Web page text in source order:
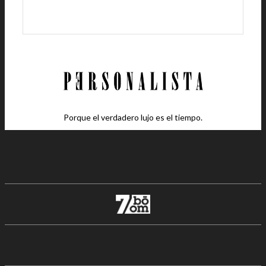
Porque el verdadero lujo es el tiempo.